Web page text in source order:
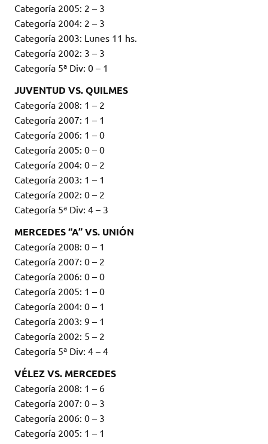
Categoría 2005: 2 – 3
Categoría 2004: 2 – 3
Categoría 2003: Lunes 11 hs.
Categoría 2002: 3 – 3
Categoría 5ª Div: 0 – 1
JUVENTUD VS. QUILMES
Categoría 2008: 1 – 2
Categoría 2007: 1 – 1
Categoría 2006: 1 – 0
Categoría 2005: 0 – 0
Categoría 2004: 0 – 2
Categoría 2003: 1 – 1
Categoría 2002: 0 – 2
Categoría 5ª Div: 4 – 3
MERCEDES “A” VS. UNIÓN
Categoría 2008: 0 – 1
Categoría 2007: 0 – 2
Categoría 2006: 0 – 0
Categoría 2005: 1 – 0
Categoría 2004: 0 – 1
Categoría 2003: 9 – 1
Categoría 2002: 5 – 2
Categoría 5ª Div: 4 – 4
VÉLEZ VS. MERCEDES
Categoría 2008: 1 – 6
Categoría 2007: 0 – 3
Categoría 2006: 0 – 3
Categoría 2005: 1 – 1